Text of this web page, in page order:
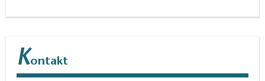
Kontakt